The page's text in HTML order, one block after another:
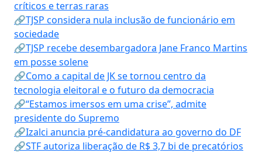
críticos e terras raras
🔗TJSP considera nula inclusão de funcionário em
sociedade
🔗TJSP recebe desembargadora Jane Franco Martins
em posse solene
🔗Como a capital de JK se tornou centro da
tecnologia eleitoral e o futuro da democracia
🔗“Estamos imersos em uma crise”, admite
presidente do Supremo
🔗Izalci anuncia pré-candidatura ao governo do DF
🔗STF autoriza liberação de R$ 3,7 bi de precatórios